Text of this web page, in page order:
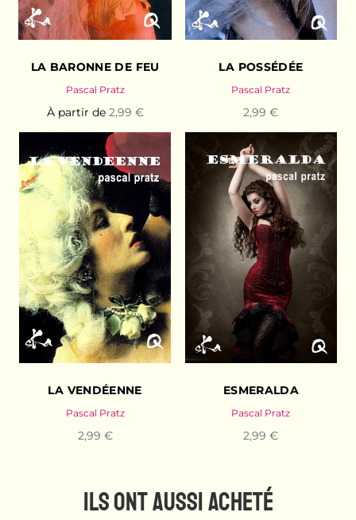
LA BARONNE DE FEU
Pascal Pratz
À partir de 2,99 €
LA POSSÉDÉE
Pascal Pratz
2,99 €
LA VENDÉENNE
Pascal Pratz
2,99 €
ESMERALDA
Pascal Pratz
2,99 €
ILS ONT AUSSI ACHETÉ